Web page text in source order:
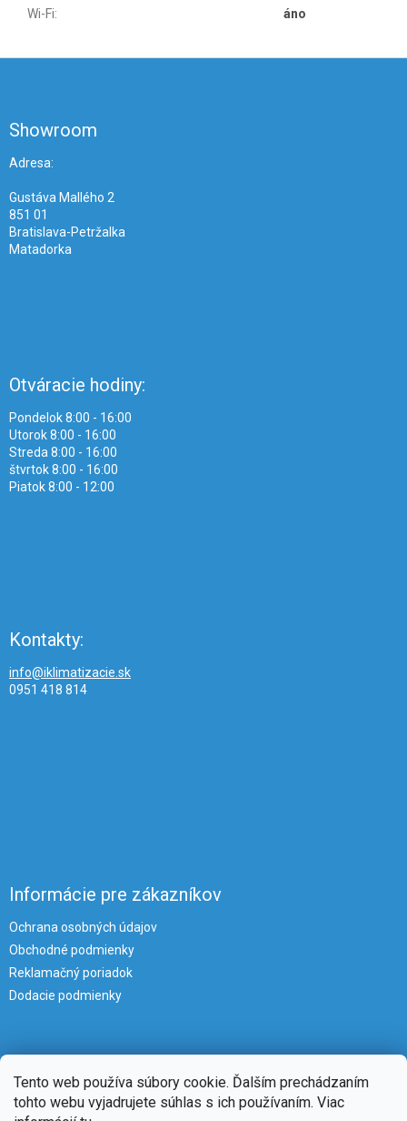
Tento web používa súbory cookie. Ďalším prechádzaním
tohto webu vyjadrujete súhlas s ich používaním. Viac
Wi-Fi: áno
Showroom
Adresa:
Gustáva Mallého 2
851 01
Bratislava-Petržalka
Matadorka
Otváracie hodiny:
Pondelok 8:00 - 16:00
Utorok 8:00 - 16:00
Streda 8:00 - 16:00
štvrtok 8:00 - 16:00
Piatok 8:00 - 12:00
Kontakty:
info@iklimatizacie.sk
0951 418 814
Informácie pre zákazníkov
Ochrana osobných údajov
Obchodné podmienky
Reklamačný poriadok
Dodacie podmienky